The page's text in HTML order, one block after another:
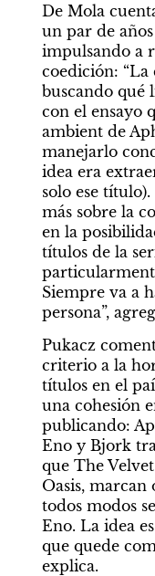
De Mola
un par de
impulsando a
coedición: “La
buscando qué
con el ensayo
ambient de
manejarlo
idea era
solo ese
más sobre la
en la
títulos de la
Siempre va a
persona”,
Pukacz
criterio a la
títulos en el
una cohesión
publicando:
Eno y Bjork
que The
Oasis, marcan
todos modos
Eno. La idea
que quede
explica.